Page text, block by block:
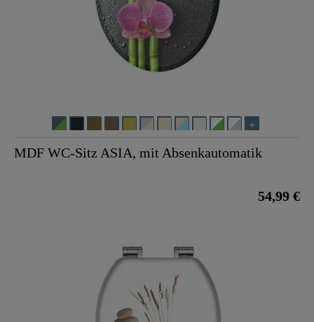
MDF WC-Sitz ASIA, mit Absenkautomatik
54,99 €